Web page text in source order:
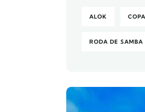
ALOK
RODA DE SAMBA